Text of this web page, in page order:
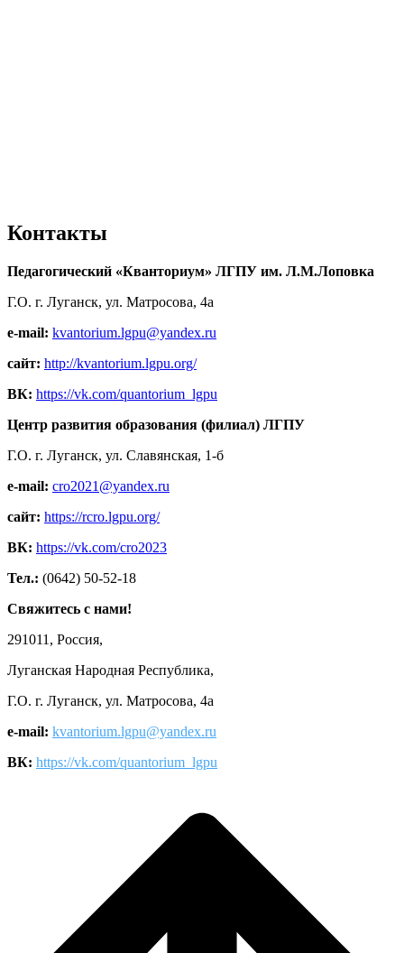
Контакты
Педагогический «Кванториум» ЛГПУ им. Л.М.Лоповка
Г.О. г. Луганск, ул. Матросова, 4а
e-mail: kvantorium.lgpu@yandex.ru
сайт: http://kvantorium.lgpu.org/
ВК: https://vk.com/quantorium_lgpu
Центр развития образования (филиал) ЛГПУ
Г.О. г. Луганск, ул. Славянская, 1-б
e-mail: cro2021@yandex.ru
сайт: https://rcro.lgpu.org/
ВК: https://vk.com/cro2023
Тел.: (0642) 50-52-18
Свяжитесь с нами!
291011, Россия,
Луганская Народная Республика,
Г.О. г. Луганск, ул. Матросова, 4а
e-mail: kvantorium.lgpu@yandex.ru
ВК: https://vk.com/quantorium_lgpu